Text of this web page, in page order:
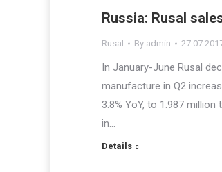
Russia: Rusal
Rusal By admin
In January-June Rusal
manufacture in Q2
3.8% YoY, to 1.987
in…
Details